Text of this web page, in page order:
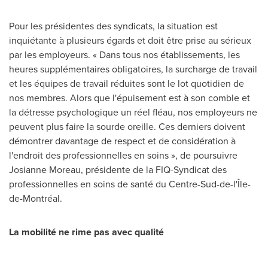
Pour les présidentes des syndicats, la situation est
inquiétante à plusieurs égards et doit être prise au sérieux
par les employeurs. « Dans tous nos établissements, les
heures supplémentaires obligatoires, la surcharge de travail
et les équipes de travail réduites sont le lot quotidien de
nos membres. Alors que l'épuisement est à son comble et
la détresse psychologique un réel fléau, nos employeurs ne
peuvent plus faire la sourde oreille. Ces derniers doivent
démontrer davantage de respect et de considération à
l'endroit des professionnelles en soins », de poursuivre
Josianne Moreau, présidente de la FIQ-Syndicat des
professionnelles en soins de santé du Centre-Sud-de-l'Île-
de-Montréal.
La mobilité ne rime pas avec qualité